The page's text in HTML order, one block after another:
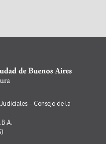
– Consejo de la